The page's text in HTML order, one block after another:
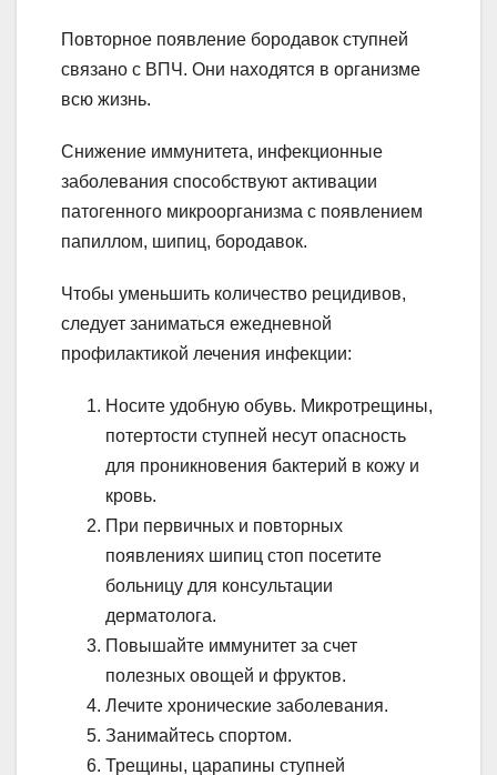
Повторное появление бородавок ступней
связано с ВПЧ. Они находятся в организме
всю жизнь.
Снижение иммунитета, инфекционные
заболевания способствуют активации
патогенного микроорганизма с появлением
папиллом, шипиц, бородавок.
Чтобы уменьшить количество рецидивов,
следует заниматься ежедневной
профилактикой лечения инфекции:
Носите удобную обувь. Микротрещины,
потертости ступней несут опасность
для проникновения бактерий в кожу и
кровь.
При первичных и повторных
появлениях шипиц стоп посетите
больницу для консультации
дерматолога.
Повышайте иммунитет за счет
полезных овощей и фруктов.
Лечите хронические заболевания.
Занимайтесь спортом.
Трещины, царапины ступней